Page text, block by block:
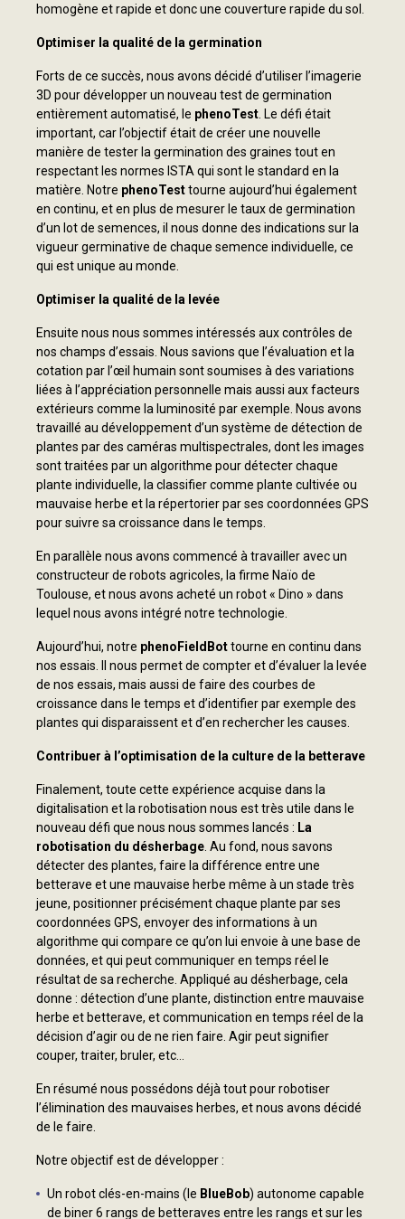
homogène et rapide et donc une couverture rapide du sol.
Optimiser la qualité de la germination
Forts de ce succès, nous avons décidé d’utiliser l’imagerie
3D pour développer un nouveau test de germination
entièrement automatisé, le phenoTest . Le défi était
important, car l’objectif était de créer une nouvelle
manière de tester la germination des graines tout en
respectant les normes ISTA qui sont le standard en la
matière. Notre phenoTesttourne aujourd’hui également
en continu, et en plus de mesurer le taux de germination
d’un lot de semences, il nous donne des indications sur la
vigueur germinative de chaque semence individuelle, ce
qui est unique au monde.
Optimiser la qualité de la levée
Ensuite nous nous sommes intéressés aux contrôles de
nos champs d’essais. Nous savions que l’évaluation et la
cotation par l’œil humain sont soumises à des variations
liées à l’appréciation personnelle mais aussi aux facteurs
extérieurs comme la luminosité par exemple. Nous avons
travaillé au développement d’un système de détection de
plantes par des caméras multispectrales, dont les images
sont traitées par un algorithme pour détecter chaque
plante individuelle, la classifier comme plante cultivée ou
mauvaise herbe et la répertorier par ses coordonnées GPS
pour suivre sa croissance dans le temps.
En parallèle nous avons commencé à travailler avec un
constructeur de robots agricoles, la firme Naïo de
Toulouse, et nous avons acheté un robot « Dino » dans
lequel nous avons intégré notre technologie.
Aujourd’hui, notre phenoFieldBottourne en continu dans
nos essais. Il nous permet de compter et d’évaluer la levée
de nos essais, mais aussi de faire des courbes de
croissance dans le temps et d’identifier par exemple des
plantes qui disparaissent et d’en rechercher les causes.
Contribuer à l’optimisation de la culture de la betterave
Finalement, toute cette expérience acquise dans la
digitalisation et la robotisation nous est très utile dans le
nouveau défi que nous nous sommes lancés : La
robotisation du désherbage . Au fond, nous savons
détecter des plantes, faire la différence entre une
betterave et une mauvaise herbe même à un stade très
jeune, positionner précisément chaque plante par ses
coordonnées GPS, envoyer des informations à un
algorithme qui compare ce qu’on lui envoie à une base de
données, et qui peut communiquer en temps réel le
résultat de sa recherche. Appliqué au désherbage, cela
donne : détection d’une plante, distinction entre mauvaise
herbe et betterave, et communication en temps réel de la
décision d’agir ou de ne rien faire. Agir peut signifier
couper, traiter, bruler, etc…
En résumé nous possédons déjà tout pour robotiser
l’élimination des mauvaises herbes, et nous avons décidé
de le faire.
Notre objectif est de développer :
Un robot clés-en-mains (le BlueBob) autonome capable
de biner 6 rangs de betteraves entre les rangs et sur les